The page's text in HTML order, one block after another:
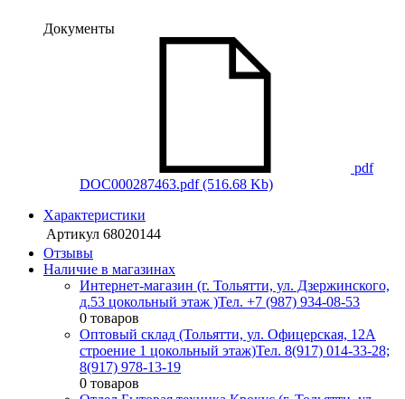
Документы
pdf
DOC000287463.pdf(516.68 Kb)
Характеристики
Артикул 68020144
Отзывы
Наличие в магазинах
Интернет-магазин (г. Тольятти, ул. Дзержинского,
д.53 цокольный этаж )Тел. +7 (987) 934-08-53
0 товаров
Оптовый склад (Тольятти, ул. Офицерская, 12А
строение 1 цокольный этаж)Тел. 8(917) 014-33-28;
8(917) 978-13-19
0 товаров